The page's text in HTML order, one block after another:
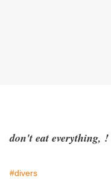
don't eat everything, !
#divers